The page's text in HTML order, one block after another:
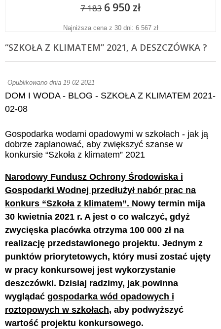
7 183 6 950 zł
Najniższa cena z 30 dni: 6 567 zł
“SZKOŁA Z KLIMATEM” 2021, A DESZCZÓWKA ?
Opublikowano dnia 19-02-2021
DOM I WODA - BLOG - SZKOŁA Z KLIMATEM 2021-
02-08
Gospodarka wodami opadowymi w szkołach - jak ją
dobrze zaplanować, aby zwiększyć szanse w
konkursie “Szkoła z klimatem” 2021
Narodowy Fundusz Ochrony Środowiska i
Gospodarki Wodnej przedłużył nabór prac na
konkurs “Szkoła z klimatem”. Nowy termin mija
30 kwietnia 2021 r. A jest o co walczyć, gdyż
zwycięska placówka otrzyma 100 000 zł na
realizację przedstawionego projektu. Jednym z
punktów priorytetowych, który musi zostać ujęty
w pracy konkursowej jest wykorzystanie
deszczówki. Dzisiaj radzimy, jak powinna
wyglądać gospodarka wód opadowych i
roztopowych w szkołach, aby podwyższyć
wartość projektu konkursowego.